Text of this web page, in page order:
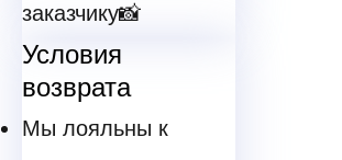
заказчику📸
Условия
возврата
Мы лояльны к